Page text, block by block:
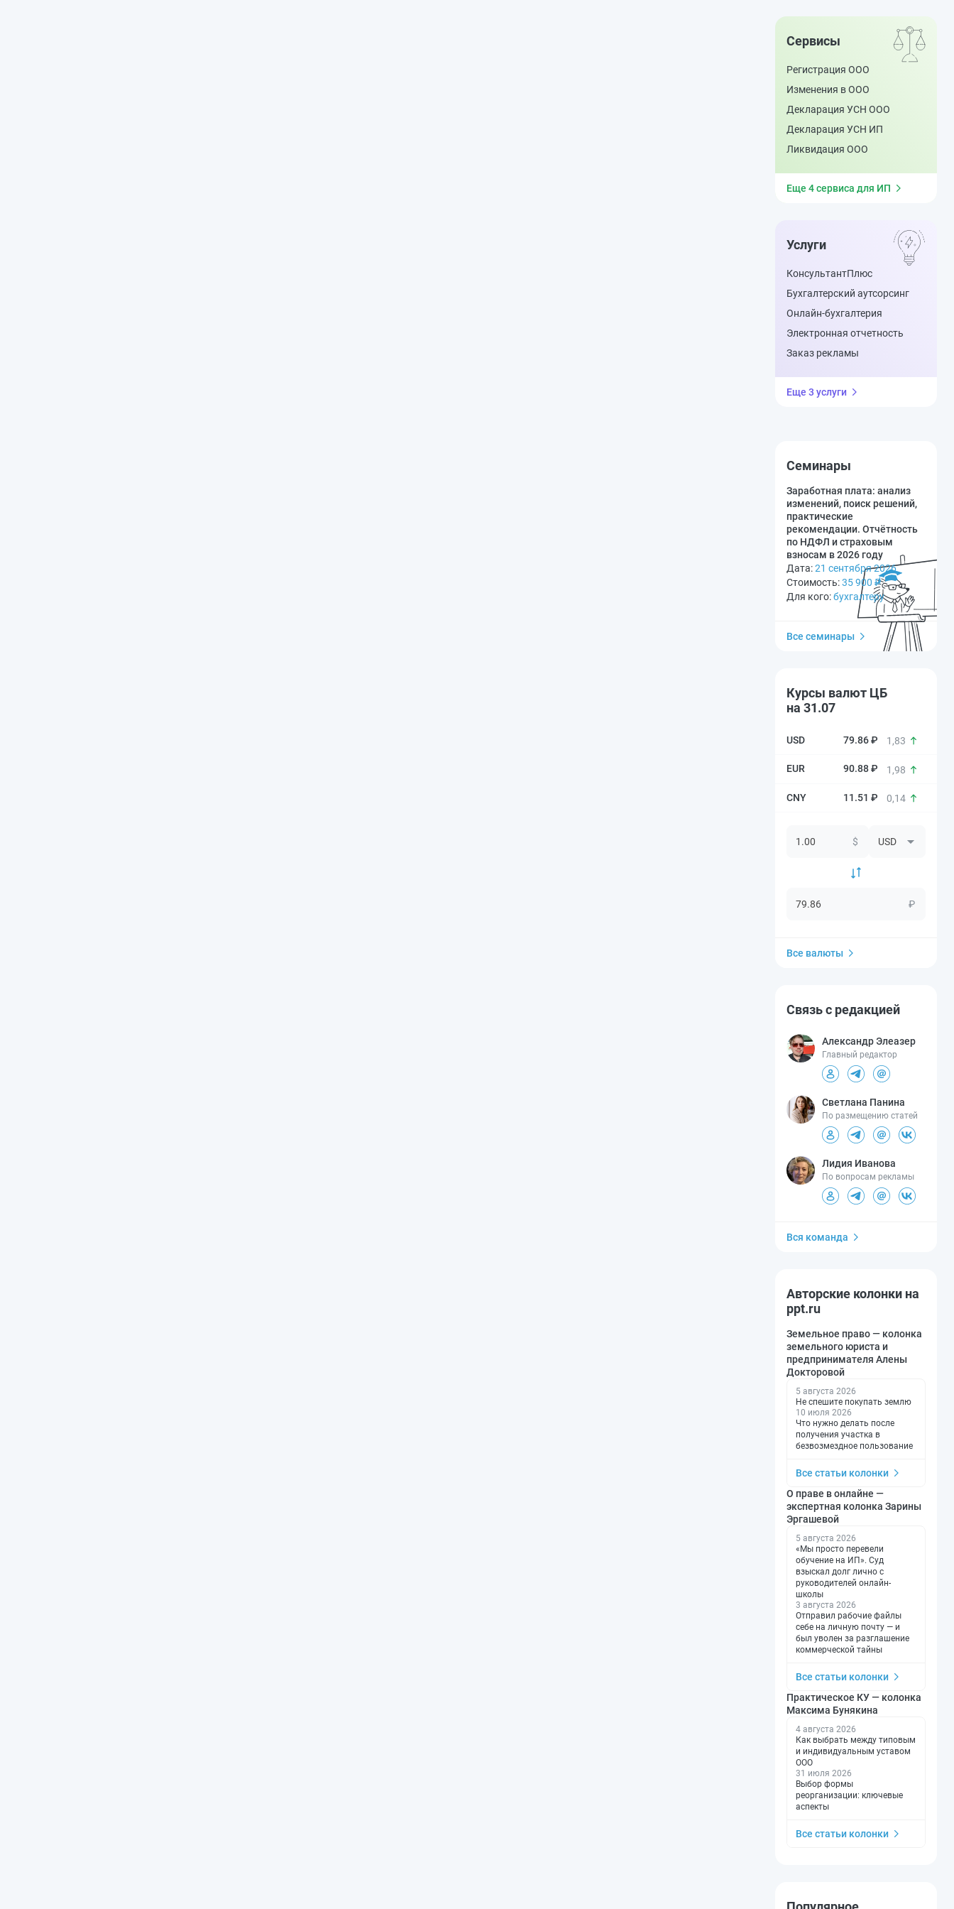
Сервисы
Регистрация ООО
Изменения в ООО
Декларация УСН ООО
Декларация УСН ИП
Ликвидация ООО
Еще 4 сервиса для ИП
Услуги
КонсультантПлюс
Бухгалтерский аутсорсинг
Онлайн-бухгалтерия
Электронная отчетность
Заказ рекламы
Еще 3 услуги
Семинары
Заработная плата: анализ
изменений, поиск решений,
практические
рекомендации. Отчётность
по НДФЛ и страховым
взносам в 2026 году
Дата:21 сентября 2026
Стоимость:35 900 ₽
Для кого:бухгалтеру
Все семинары
Курсы валют ЦБ
на 31.07
79.86 ₽ 1,83
90.88 ₽ 1,98
11.51 ₽ 0,14
$
₽
Все валюты
Связь с редакцией
Александр Элеазер
Главный редактор
Светлана Панина
По размещению статей
Лидия Иванова
По вопросам рекламы
Вся команда
Авторские колонки на
ppt.ru
Земельное право — колонка
земельного юриста и
предпринимателя Алены
Докторовой
5 августа 2026
Не спешите покупать землю
10 июля 2026
Что нужно делать после
получения участка в
безвозмездное пользование
Все статьи колонки
О праве в онлайне —
экспертная колонка Зарины
Эргашевой
5 августа 2026
«Мы просто перевели
обучение на ИП». Суд
взыскал долг лично с
руководителей онлайн-
школы
3 августа 2026
Отправил рабочие файлы
себе на личную почту — и
был уволен за разглашение
коммерческой тайны
Все статьи колонки
Практическое КУ — колонка
Максима Бунякина
4 августа 2026
Как выбрать между типовым
и индивидуальным уставом
ООО
31 июля 2026
Выбор формы
реорганизации: ключевые
аспекты
Все статьи колонки